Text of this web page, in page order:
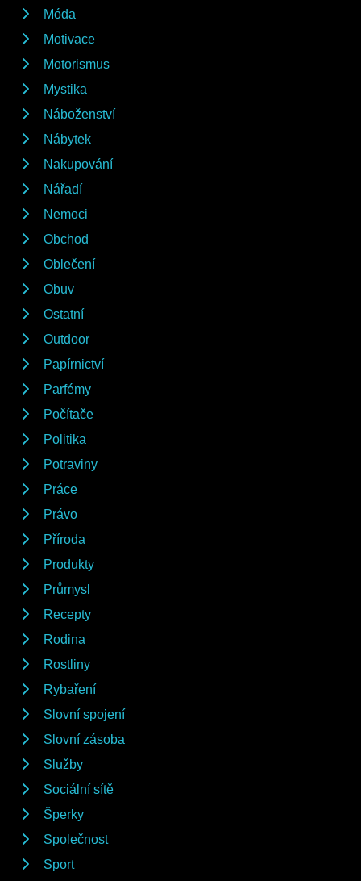
Móda
Motivace
Motorismus
Mystika
Náboženství
Nábytek
Nakupování
Nářadí
Nemoci
Obchod
Oblečení
Obuv
Ostatní
Outdoor
Papírnictví
Parfémy
Počítače
Politika
Potraviny
Práce
Právo
Příroda
Produkty
Průmysl
Recepty
Rodina
Rostliny
Rybaření
Slovní spojení
Slovní zásoba
Služby
Sociální sítě
Šperky
Společnost
Sport